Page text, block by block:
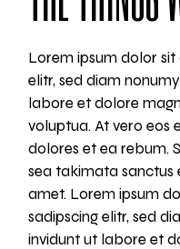
Lorem ipsum dolor
elitr, sed diam
labore et dolore
voluptua. At vero eos
dolores et ea rebum.
sea takimata sanctus
amet. Lorem ipsum
sadipscing elitr, sed
invidunt ut labore et